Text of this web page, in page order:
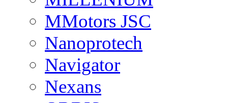
MMotors JSC
Nanoprotech
Navigator
Nexans